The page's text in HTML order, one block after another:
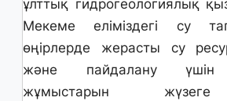
ұлттық гидрогеологиялық
Мекеме еліміздегі су
өңірлерде жерасты су
және пайдалану үшін
жұмыстарын